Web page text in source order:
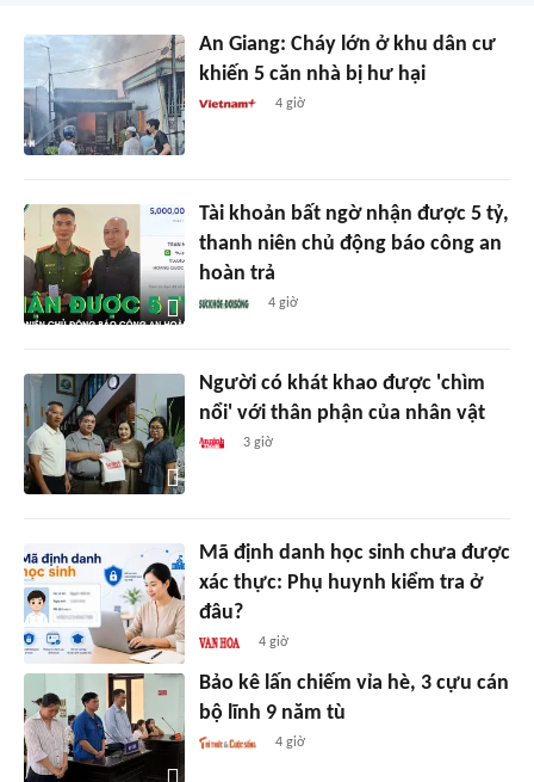
An Giang: Cháy lớn ở khu dân cư
khiến 5 căn nhà bị hư hại
4 giờ
Tài khoản bất ngờ nhận được 5 tỷ,
thanh niên chủ động báo công an
hoàn trả
4 giờ
Người có khát khao được 'chìm
nổi' với thân phận của nhân vật
3 giờ
Mã định danh học sinh chưa được
xác thực: Phụ huynh kiểm tra ở
đâu?
4 giờ
Bảo kê lấn chiếm vỉa hè, 3 cựu cán
bộ lĩnh 9 năm tù
4 giờ